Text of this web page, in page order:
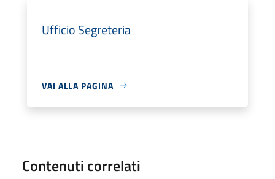
Ufficio Segreteria
VAI ALLA PAGINA
Contenuti correlati